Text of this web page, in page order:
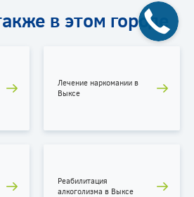
в этом городе
Лечение наркомании в
Выксе
Реабилитация
алкоголизма в Выксе
реабилитационный центр